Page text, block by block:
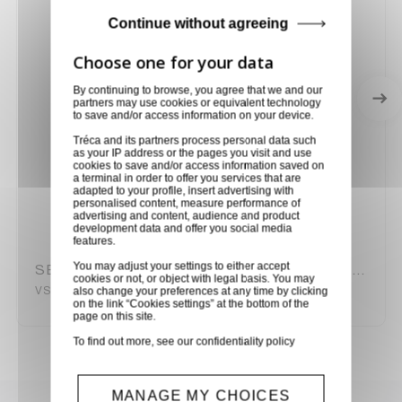
VS-4X
By continuing to browse, you agree that we and our
partners may use cookies or equivalent technology
to save and/or access information on your device.
Tréca and its partners process personal data such
as your IP address or the pages you visit and use
cookies to save and/or access information saved on
a terminal in order to offer you services that are
adapted to your profile, insert advertising with
personalised content, measure performance of
advertising and content, audience and product
development data and offer you social media
features.
You may adjust your settings to either accept
cookies or not, or object with legal basis. You may
also change your preferences at any time by clicking
on the link “Cookies settings” at the bottom of the
page on this site.
To find out more, see ourconfidentiality policy
Continue without agreeing
MANAGE MY CHOICES